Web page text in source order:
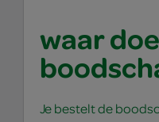
waar
Je bestelt de